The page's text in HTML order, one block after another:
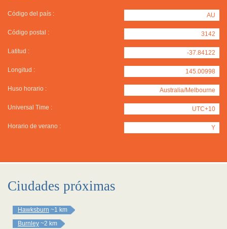
Código del país : AU
Código postal : 3142
Latitud : -37.84122
Longitud : 145.00998
Huso horario : Australia/Melbourne
Universal Time : UTC+10
Horario de verano : Y
Ciudades próximas
Hawksburn ~1 km
Burnley ~2 km